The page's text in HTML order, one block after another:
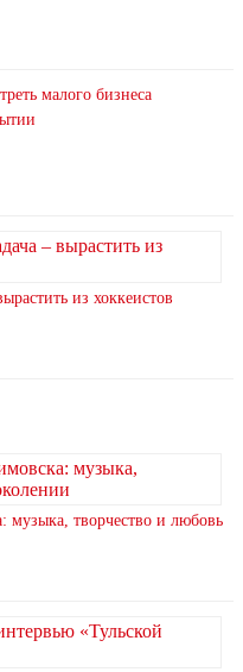
малого бизнеса
из хоккеистов
творчество и любовь